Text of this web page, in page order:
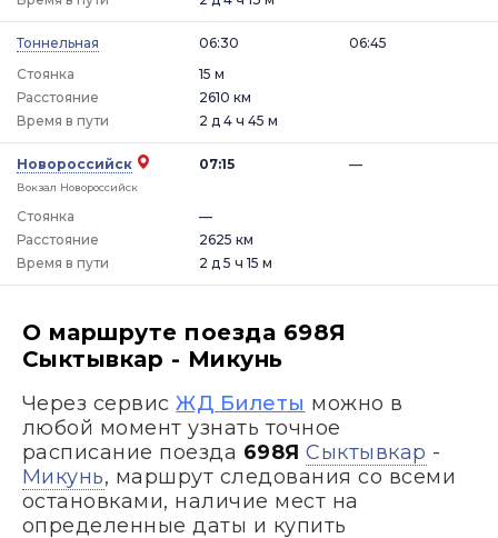
Тоннельная
06:30
Стоянка
15 м
06:45
Расстояние
2610 км
Время в пути
2 д 4 ч 45 м
Новороссийск
Вокзал Новороссийск
07:15
Стоянка —
—
Расстояние
2625 км
Время в пути
2 д 5 ч 15 м
О маршруте поезда 698Я
Сыктывкар - Микунь
Через сервисЖД Билеты можно в
любой момент узнать точное
расписание поезда 698Я Сыктывкар -
Микунь, маршрут следования со всеми
остановками, наличие мест на
определенные даты и купить